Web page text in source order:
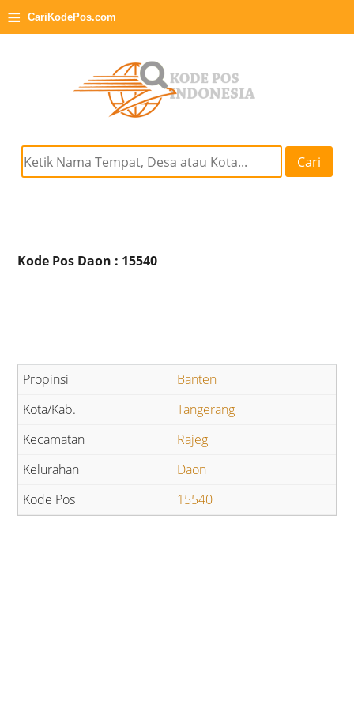
≡ CariKodePos.com
Cari
Kode Pos Daon : 15540
Banten
Tangerang
Rajeg
Daon
15540